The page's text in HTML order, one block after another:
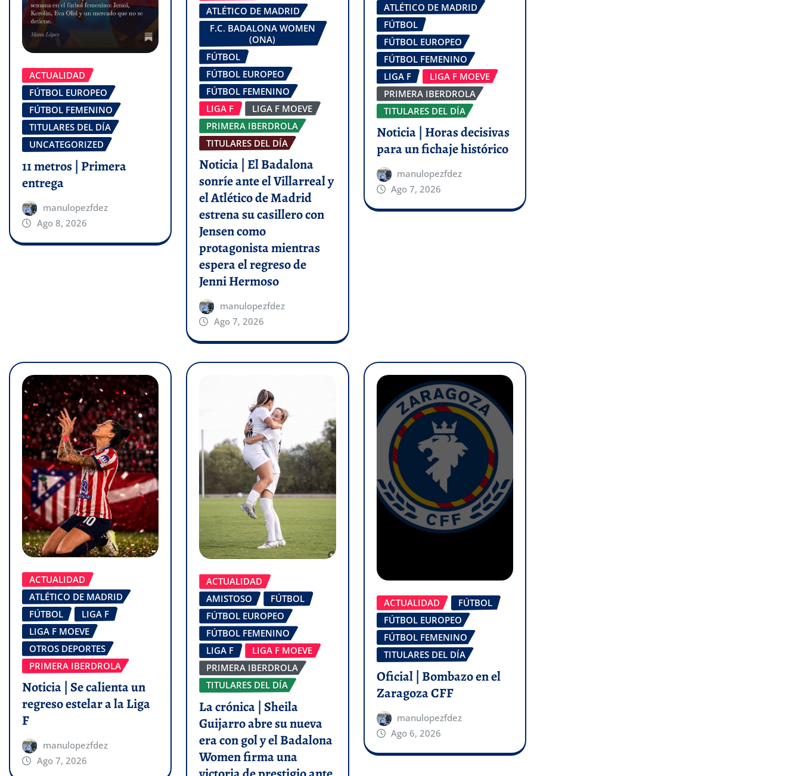
ACTUALIDAD
FÚTBOL EUROPEO
FÚTBOL FEMENINO
TITULARES DEL DÍA
UNCATEGORIZED
11 metros | Primera
entrega
manulopezfdez
Ago 8, 2026
ATLÉTICO DE MADRID
F.C. BADALONA WOMEN
(ONA)
FÚTBOL
FÚTBOL EUROPEO
FÚTBOL FEMENINO
LIGA F
LIGA F MOEVE
PRIMERA IBERDROLA
TITULARES DEL DÍA
Noticia | El Badalona
sonríe ante el Villarreal y
el Atlético de Madrid
estrena su casillero con
Jensen como
protagonista mientras
espera el regreso de
Jenni Hermoso
manulopezfdez
Ago 7, 2026
ATLÉTICO DE MADRID
FÚTBOL
FÚTBOL EUROPEO
FÚTBOL FEMENINO
LIGA F
LIGA F MOEVE
PRIMERA IBERDROLA
TITULARES DEL DÍA
Noticia | Horas decisivas
para un fichaje histórico
manulopezfdez
Ago 7, 2026
ACTUALIDAD
ATLÉTICO DE MADRID
FÚTBOL
LIGA F
LIGA F MOEVE
OTROS DEPORTES
PRIMERA IBERDROLA
Noticia | Se calienta un
regreso estelar a la Liga
F
manulopezfdez
Ago 7, 2026
ACTUALIDAD
AMISTOSO
FÚTBOL
FÚTBOL EUROPEO
FÚTBOL FEMENINO
LIGA F
LIGA F MOEVE
PRIMERA IBERDROLA
TITULARES DEL DÍA
La crónica | Sheila
Guijarro abre su nueva
era con gol y el Badalona
Women firma una
ACTUALIDAD
FÚTBOL
FÚTBOL EUROPEO
FÚTBOL FEMENINO
TITULARES DEL DÍA
Oficial | Bombazo en el
Zaragoza CFF
manulopezfdez
Ago 6, 2026